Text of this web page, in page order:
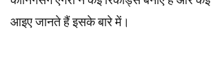
आइए जानते हैं इसके बारे में।